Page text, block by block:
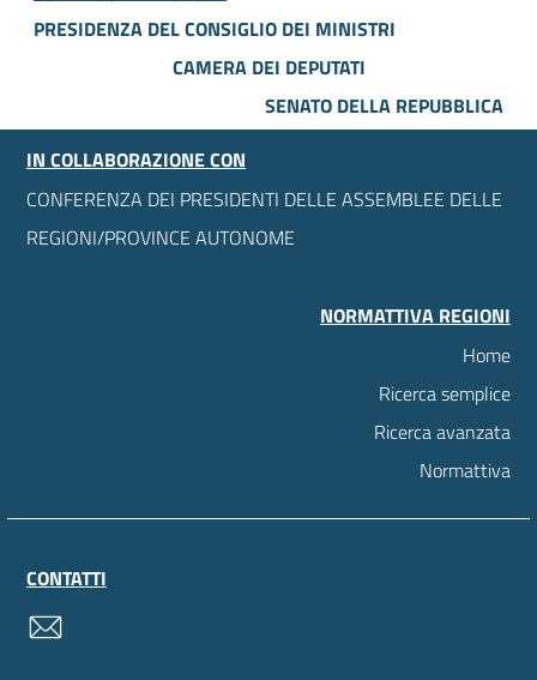
PRESIDENZA DEL CONSIGLIO DEI MINISTRI
CAMERA DEI DEPUTATI
SENATO DELLA REPUBBLICA
IN COLLABORAZIONE CON
CONFERENZA DEI PRESIDENTI DELLE ASSEMBLEE DELLE
REGIONI/PROVINCE AUTONOME
NORMATTIVA REGIONI
Home
Ricerca semplice
Ricerca avanzata
Normattiva
CONTATTI